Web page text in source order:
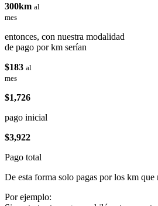
300km al
mes
entonces, con nuestra modalidad
de pago por km serían
$183 al
mes
$1,726
pago inicial
$3,922
Pago total
De esta forma solo pagas por los km que
Por ejemplo: